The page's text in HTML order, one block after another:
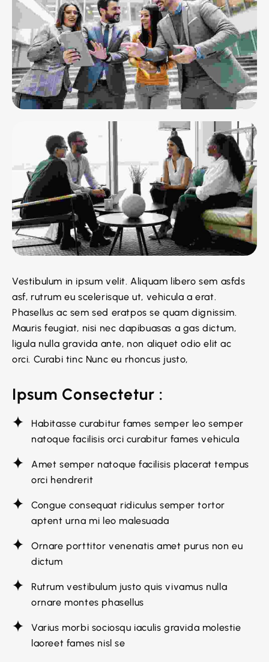
Vestibulum in ipsum velit. Aliquam libero sem asfds
asf, rutrum eu scelerisque ut, vehicula a erat.
Phasellus ac sem sed eratpos se quam dignissim.
Mauris feugiat, nisi nec dapibuasas a gas dictum,
ligula nulla gravida ante, non aliquet odio elit ac
orci. Curabi tinc Nunc eu rhoncus justo,
Ipsum Consectetur :
Habitasse curabitur fames semper leo semper
natoque facilisis orci curabitur fames vehicula
Amet semper natoque facilisis placerat tempus
orci hendrerit
Congue consequat ridiculus semper tortor
aptent urna mi leo malesuada
Ornare porttitor venenatis amet purus non eu
dictum
Rutrum vestibulum justo quis vivamus nulla
ornare montes phasellus
Varius morbi sociosqu iaculis gravida molestie
laoreet fames nisl se